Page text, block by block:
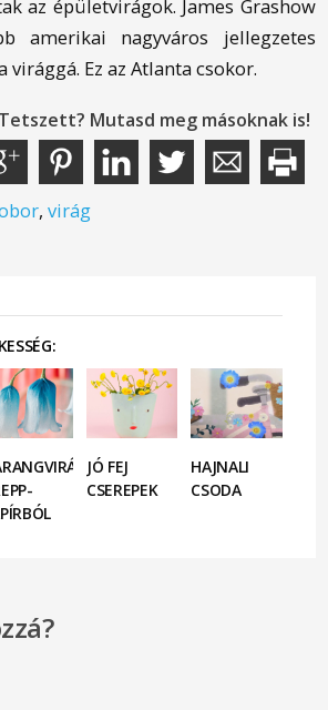
az épületvirágok. James Grashow
amerikai nagyváros jellegzetes
Ez az Atlanta csokor.
Tetszett? Mutasd meg másoknak is!
,virág
JÓ FEJ
CSEREPEK
HAJNALI
CSODA